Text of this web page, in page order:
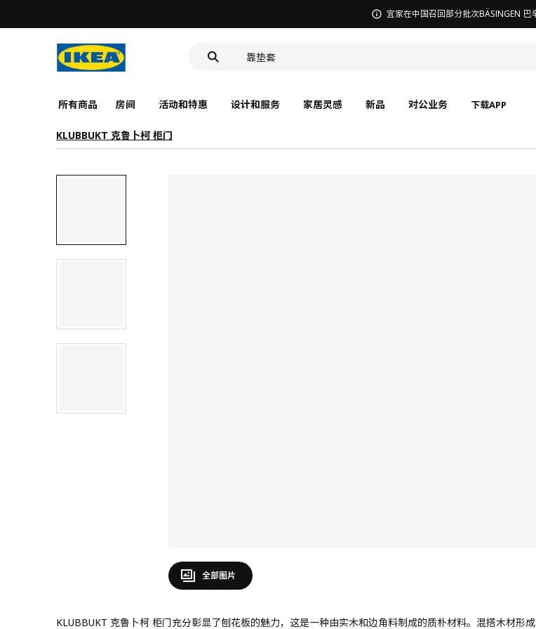
无锡商场发票事宜沟通
洗脸池
所有商品 房间 活动和特惠 设计和服务 家居灵感 新品 对公业务 下载APP
KLUBBUKT 克鲁卜柯 柜门
全部图片
KLUBBUKT 克鲁卜柯 柜门充分彰显了刨花板的魅力，这是一种由实木和边角料制成的质朴材料。混搭木材形成